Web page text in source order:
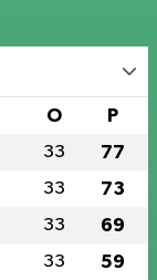
O P
33 77
33 73
33 69
33 59